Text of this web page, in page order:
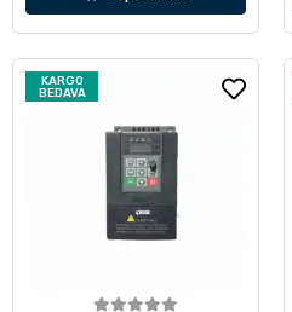
KARGO
BEDAVA